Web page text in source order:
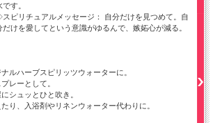
です。
ピリチュアルメッセージ： 自分だけを見つめて。自
だけを愛してという意識がゆるんで、嫉妬心が減る。
ルハーブスピリッツウォーターに。
レーとして。
シュッとひと吹き。
り、入浴剤やリネンウォーター代わりに。